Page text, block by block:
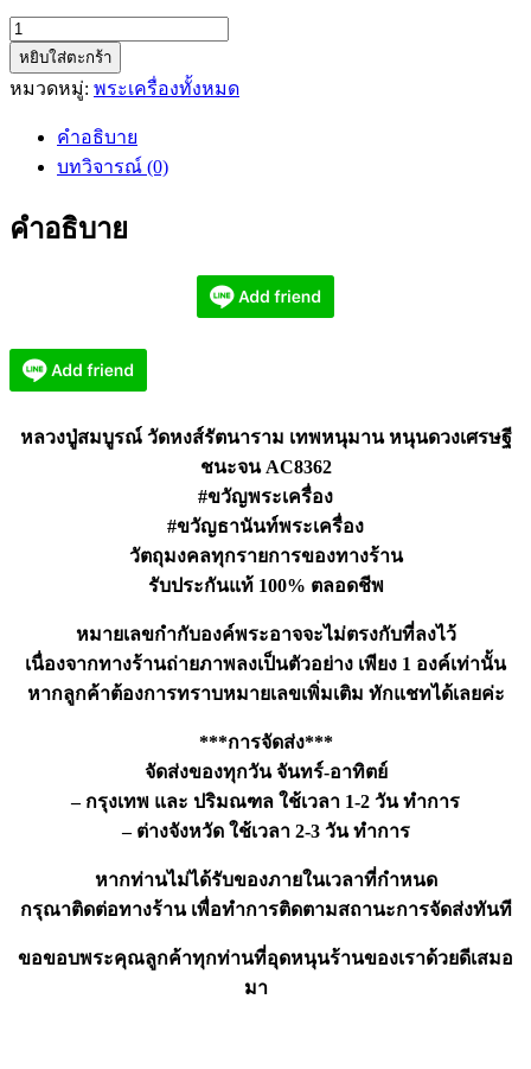
จำนวน
หลวง
ปู่
เทพ
เศรษฐี
ชนะ
AC8362
หยิบใส่ตะกร้า
หมวดหมู่: พระเครื่องทั้งหมด
คำอธิบาย
บทวิจารณ์ (0)
คำอธิบาย
หลวงปู่สมบูรณ์ วัดหงส์รัตนาราม เทพหนุมาน หนุนดวงเศรษฐี
ชนะจน AC8362
#ขวัญพระเครื่อง
#ขวัญธานันท์พระเครื่อง
วัตถุมงคลทุกรายการของทางร้าน
รับประกันแท้ 100% ตลอดชีพ
หมายเลขกำกับองค์พระอาจจะไม่ตรงกับที่ลงไว้
เนื่องจากทางร้านถ่ายภาพลงเป็นตัวอย่าง เพียง 1 องค์เท่านั้น
หากลูกค้าต้องการทราบหมายเลขเพิ่มเติม ทักแชทได้เลยค่ะ
***การจัดส่ง***
จัดส่งของทุกวัน จันทร์-อาทิตย์
– กรุงเทพ และ ปริมณฑล ใช้เวลา 1-2 วัน ทำการ
– ต่างจังหวัด ใช้เวลา 2-3 วัน ทำการ
หากท่านไม่ได้รับของภายในเวลาที่กำหนด
กรุณาติดต่อทางร้าน เพื่อทำการติดตามสถานะการจัดส่งทันที
ขอขอบพระคุณลูกค้าทุกท่านที่อุดหนุนร้านของเราด้วยดีเสมอ
มา